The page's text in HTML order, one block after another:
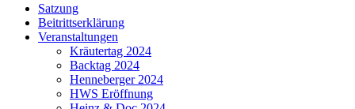
Satzung
Beitrittserklärung
Veranstaltungen
Kräutertag 2024
Backtag 2024
Henneberger 2024
HWS Eröffnung